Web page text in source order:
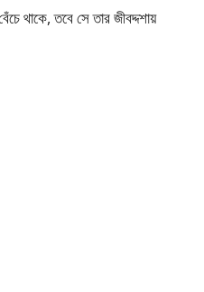
থাকে, তবে সে তার জীবদ্দশায়